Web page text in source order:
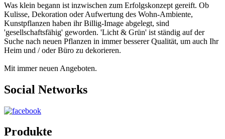
Was klein begann ist inzwischen zum Erfolgskonzept gereift. Ob
Kulisse, Dekoration oder Aufwertung des Wohn-Ambiente,
Kunstpflanzen haben ihr Billig-Image abgelegt, sind
'gesellschaftsfähig' geworden. 'Licht & Grün' ist ständig auf der
Suche nach neuen Pflanzen in immer besserer Qualität, um auch Ihr
Heim und / oder Büro zu dekorieren.
Mit immer neuen Angeboten.
Social Networks
Produkte